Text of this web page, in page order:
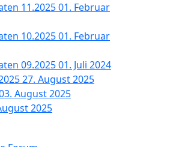
11.202501. Februar
10.202501. Februar
09.202501. Juli 2024
27. August 2025
August 2025
2025